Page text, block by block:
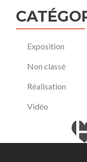
Exposition
Non classé
Réalisation
Vidéo